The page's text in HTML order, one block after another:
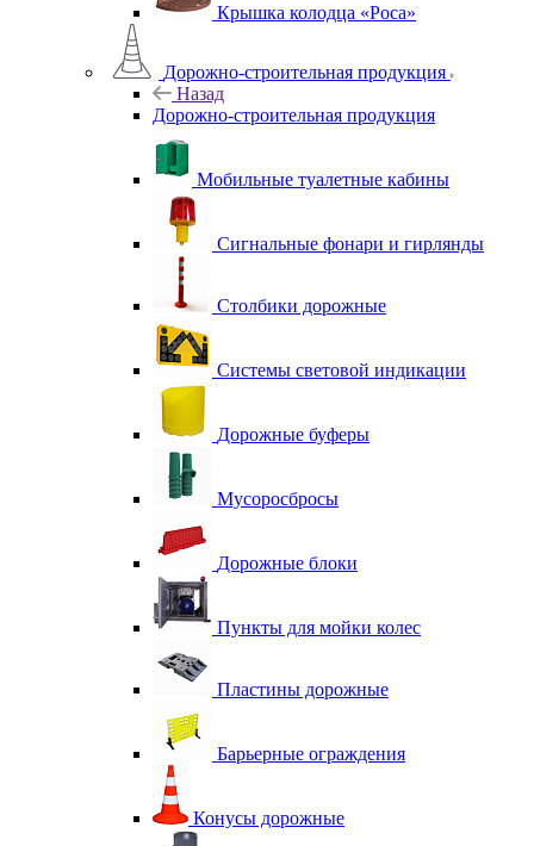
Крышка колодца «Роса»
Дорожно-строительная продукция
Назад
Дорожно-строительная продукция
Мобильные туалетные кабины
Сигнальные фонари и гирлянды
Столбики дорожные
Системы световой индикации
Дорожные буферы
Мусоросбросы
Дорожные блоки
Пункты для мойки колес
Пластины дорожные
Барьерные ограждения
Конусы дорожные